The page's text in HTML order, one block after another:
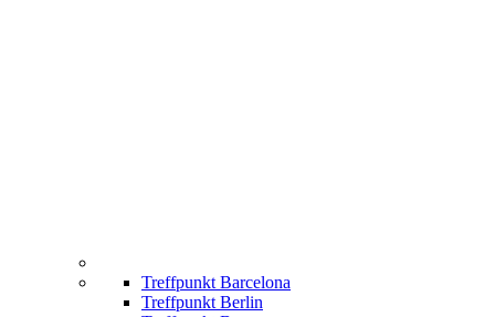
Treffpunkt Barcelona
Treffpunkt Berlin